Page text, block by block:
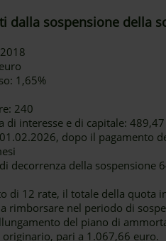
dalla sospensione della
1,65%
240
di interesse e di capitale:
dopo il pagamento
decorrenza della sospensione
di 12 rate, il totale della quota
rimborsare nel periodo di
del piano di
pari a 1.067,66 euro.